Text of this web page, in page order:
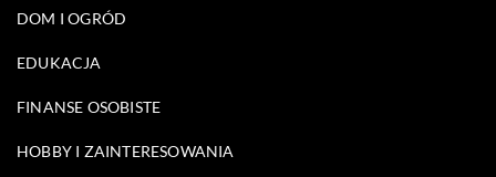
DOM I OGRÓD
EDUKACJA
FINANSE OSOBISTE
HOBBY I ZAINTERESOWANIA